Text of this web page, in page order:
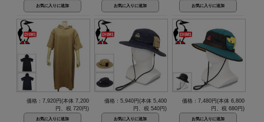
価格：7,920円(本体 7,200
円、税 720円)
価格：5,940円(本体 5,400
円、税 540円)
価格：7,480円(本体 6,800
円、税 680円)